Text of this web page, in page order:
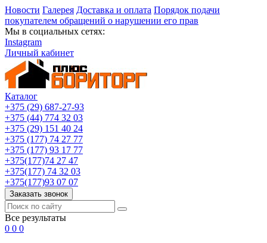
Новости Галерея Доставка и оплата Порядок подачи
покупателем обращений о нарушении его прав
Мы в социальных сетях:
Instagram
Личный кабинет
Каталог
+375 (29) 687-27-93
+375 (44) 774 32 03
+375 (29) 151 40 24
+375 (177) 74 27 77
+375 (177) 93 17 77
+375(177)74 27 47
+375(177) 74 32 03
+375(177)93 07 07
Заказать звонок
Все результаты
0 0 0